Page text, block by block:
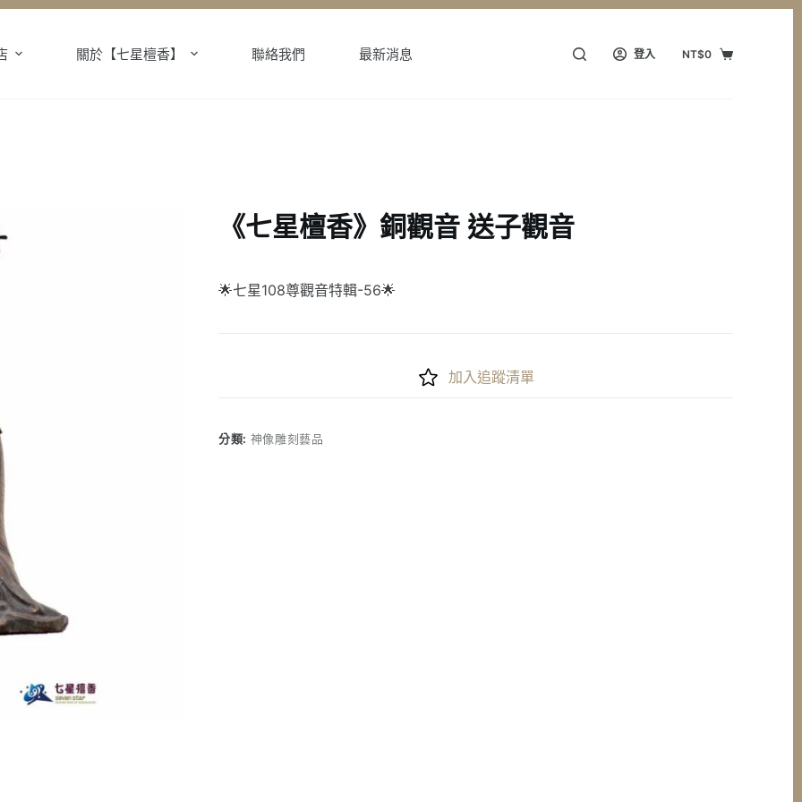
關於【七星檀香】 聯絡我們 最新消息 登入
購
NT$0
《七星檀香》銅觀音 送子觀音
🌟七星108尊觀音特輯-56🌟
加入追蹤清單
分類: 神像雕刻藝品